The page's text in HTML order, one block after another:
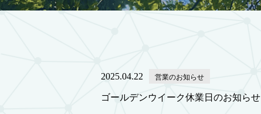
2025.04.22 営業のお知らせ
ゴールデンウイーク休業日のお知らせ